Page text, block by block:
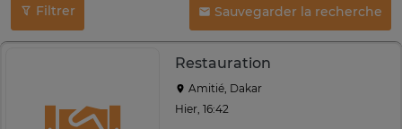
Filtrer Sauvegarder la recherche
Restauration
Amitié, Dakar
Hier, 16:42